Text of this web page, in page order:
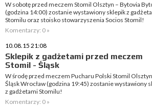
W sobotę przed meczem Stomil Olsztyn – Bytovia
(godzina 14:00) zostanie wystawiony sklepik z
Stomilu oraz stoisko stowarzyszenia Socios Stomil!
Komentarzy: 0 »
10.08.15 21:08
Sklepik z gadżetami przed meczem
Stomil - Śląsk
W środę przed meczem Pucharu Polski Stomil
Śląsk Wrocław (godzina 19:45) zostanie wystawiony
z gadżetami Stomilu!
Komentarzy: 0 »